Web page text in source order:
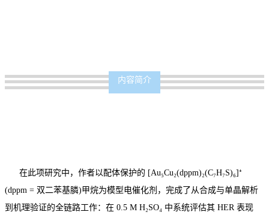
内容简介
在此项研究中，作者以配体保护的 [Au₅Cu₂(dppm)₂(C₇H₇S)₆]⁺
(dppm = 双二苯基膦)甲烷为模型电催化剂，完成了从合成与单晶解析
到机理验证的全链路工作：在 0.5 M H₂SO₄ 中系统评估其 HER 表现